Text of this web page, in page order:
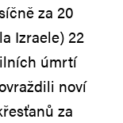
za 20
Izraele) 22
úmrtí
noví
za